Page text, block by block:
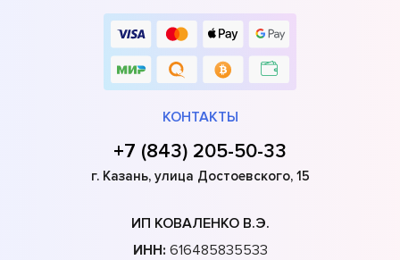
КОНТАКТЫ
+7 (843) 205-50-33
г. Казань, улица Достоевского, 15
ИП КОВАЛЕНКО В.Э.
ИНН: 616485835533